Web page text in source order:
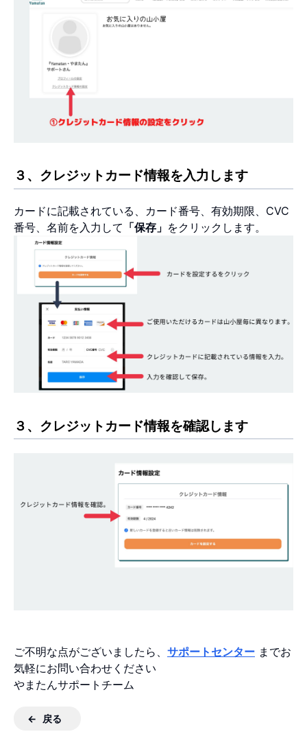
３、クレジットカード情報を入力します
カードに記載されている、カード番号、有効期限、CVC
番号、名前を入力して 「保存」 をクリックします。
３、クレジットカード情報を確認します
ご不明な点がございましたら、 サポートセンター までお
気軽にお問い合わせください
やまたんサポートチーム
戻る